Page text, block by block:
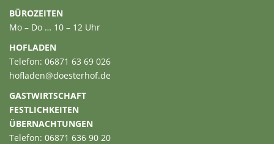
BÜROZEITEN
Mo – Do … 10 – 12 Uhr
HOFLADEN
Telefon: 06871 63 69 026
hofladen@doesterhof.de
GASTWIRTSCHAFT
FESTLICHKEITEN
ÜBERNACHTUNGEN
Telefon: 06871 636 90 20